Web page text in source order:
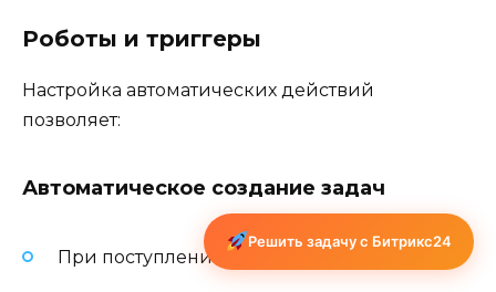
Роботы и триггеры
Настройка автоматических действий
позволяет:
Автоматическое создание задач
При поступлении новых лидов
Решить задачу с Битрикс24